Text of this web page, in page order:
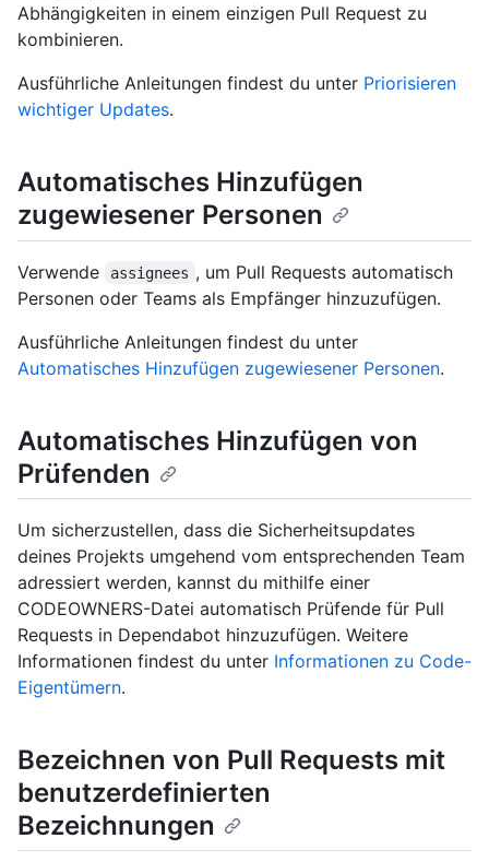
Abhängigkeiten in einem einzigen Pull Request zu
kombinieren.
Ausführliche Anleitungen findest du unter Priorisieren
wichtiger Updates.
Automatisches Hinzufügen
zugewiesener Personen
Verwende assignees , um Pull Requests automatisch
Personen oder Teams als Empfänger hinzuzufügen.
Ausführliche Anleitungen findest du unter
Automatisches Hinzufügen zugewiesener Personen.
Automatisches Hinzufügen von
Prüfenden
Um sicherzustellen, dass die Sicherheitsupdates
deines Projekts umgehend vom entsprechenden Team
adressiert werden, kannst du mithilfe einer
CODEOWNERS-Datei automatisch Prüfende für Pull
Requests in Dependabot hinzuzufügen. Weitere
Informationen findest du unter Informationen zu Code-
Eigentümern.
Bezeichnen von Pull Requests mit
benutzerdefinierten
Bezeichnungen